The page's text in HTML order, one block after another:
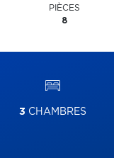
PIÈCES
8
3 CHAMBRES